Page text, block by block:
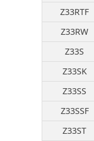
Z33RTF
Z33RW
Z33S
Z33SK
Z33SS
Z33SSF
Z33ST